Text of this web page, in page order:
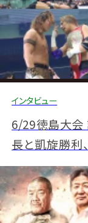
インタビュー
6/29徳島大会
長と凱旋勝利
は超落差ボム